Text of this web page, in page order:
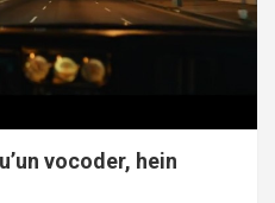
vocoder, hein